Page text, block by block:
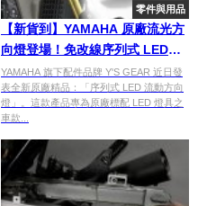
零件與用品
【新貨到】YAMAHA 原廠流光方
向燈登場！免改線序列式 LED：
MT、YZF-R、XSR 、Ténéré 全
系直上
YAMAHA 旗下配件品牌 Y'S GEAR 近日發
表全新原廠精品：「序列式 LED 流動方向
燈」。這款產品專為原廠標配 LED 燈具之
車款...